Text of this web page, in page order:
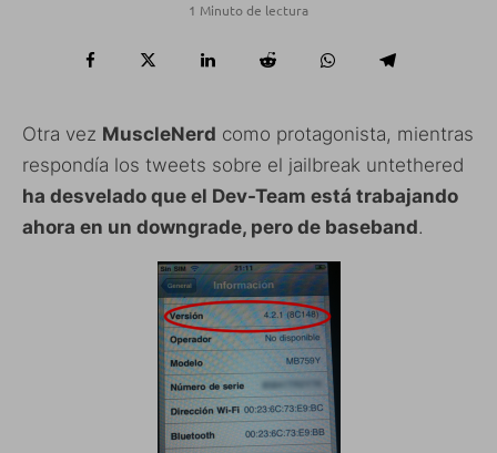
1 Minuto de lectura
Otra vez MuscleNerd como protagonista, mientras
respondía los tweets sobre el jailbreak untethered
ha desvelado que el Dev-Team está trabajando
ahora en un downgrade, pero de baseband.